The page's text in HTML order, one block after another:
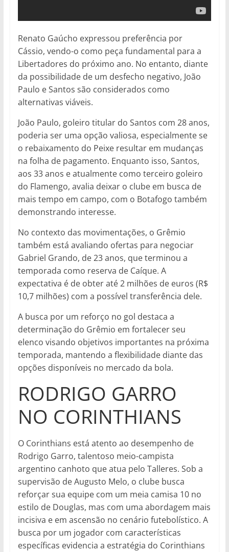
Renato Gaúcho expressou preferência por
Cássio, vendo-o como peça fundamental para a
Libertadores do próximo ano. No entanto, diante
da possibilidade de um desfecho negativo, João
Paulo e Santos são considerados como
alternativas viáveis.
João Paulo, goleiro titular do Santos com 28 anos,
poderia ser uma opção valiosa, especialmente se
o rebaixamento do Peixe resultar em mudanças
na folha de pagamento. Enquanto isso, Santos,
aos 33 anos e atualmente como terceiro goleiro
do Flamengo, avalia deixar o clube em busca de
mais tempo em campo, com o Botafogo também
demonstrando interesse.
No contexto das movimentações, o Grêmio
também está avaliando ofertas para negociar
Gabriel Grando, de 23 anos, que terminou a
temporada como reserva de Caíque. A
expectativa é de obter até 2 milhões de euros (R$
10,7 milhões) com a possível transferência dele.
A busca por um reforço no gol destaca a
determinação do Grêmio em fortalecer seu
elenco visando objetivos importantes na próxima
temporada, mantendo a flexibilidade diante das
opções disponíveis no mercado da bola.
RODRIGO GARRO
NO CORINTHIANS
O Corinthians está atento ao desempenho de
Rodrigo Garro, talentoso meio-campista
argentino canhoto que atua pelo Talleres. Sob a
supervisão de Augusto Melo, o clube busca
reforçar sua equipe com um meia camisa 10 no
estilo de Douglas, mas com uma abordagem mais
incisiva e em ascensão no cenário futebolístico. A
busca por um jogador com características
específicas evidencia a estratégia do Corinthians